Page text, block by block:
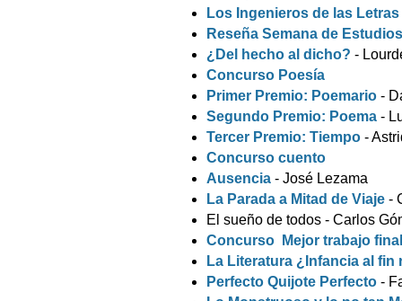
Los Ingenieros de las Letras
Reseña Semana de
¿Del hecho al dicho? -
Concurso Poesía
Primer Premio: Poemario -
Segundo Premio: Poema -
Tercer Premio: Tiempo -
Concurso cuento
Ausencia - José Lezama
La Parada a Mitad de Viaje -
El sueño de todos - Carlos
Concurso Mejor trabajo final
La Literatura ¿Infancia al
Perfecto Quijote Perfecto -